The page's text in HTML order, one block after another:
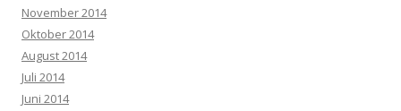
November 2014
Oktober 2014
August 2014
Juli 2014
Juni 2014